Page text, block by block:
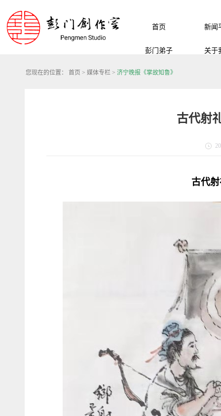
首页 新闻
彭门弟子 关于
您现在的位置： 首页 > 媒体专栏 > 济宁晚报《掌故知鲁》
古代射
古代